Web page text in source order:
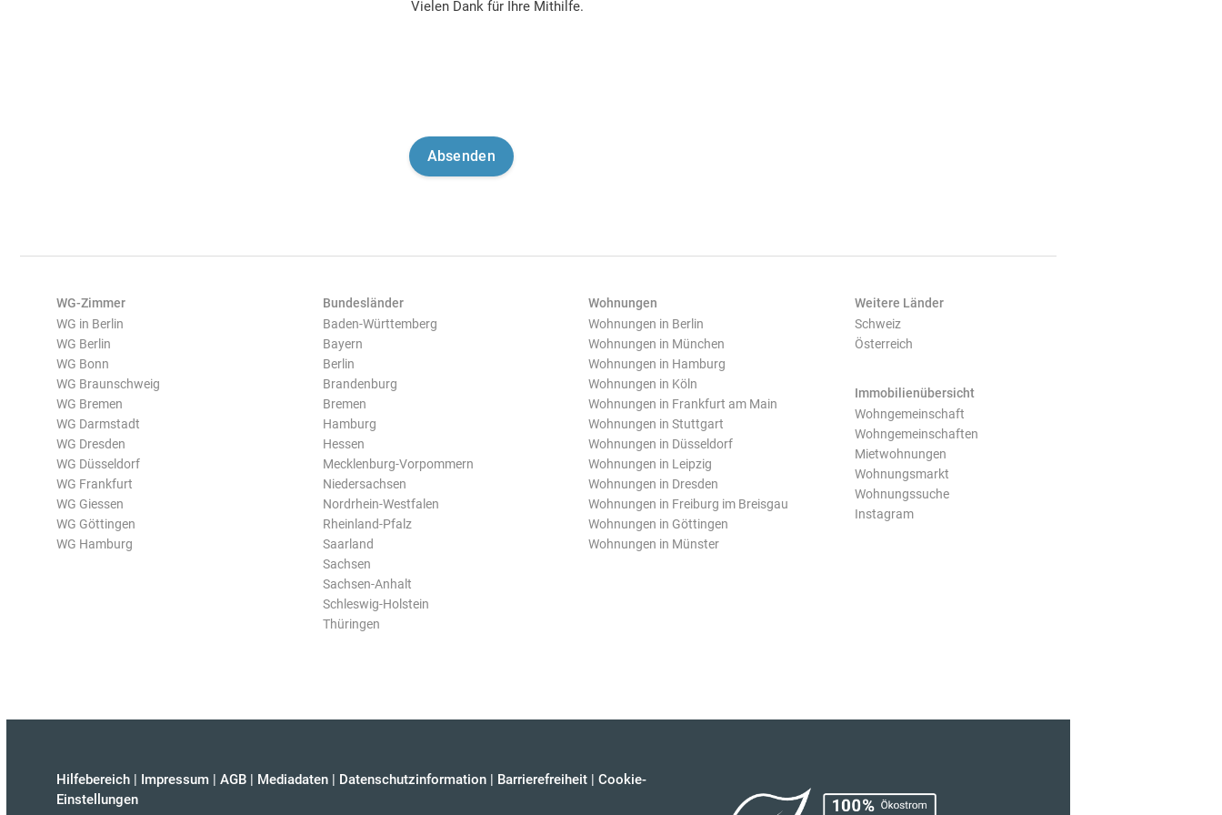
Vielen Dank für Ihre Mithilfe.
WG-Zimmer
WG in Berlin
WG Berlin
WG Bonn
WG Braunschweig
WG Bremen
WG Darmstadt
WG Dresden
WG Düsseldorf
WG Frankfurt
WG Giessen
WG Göttingen
WG Hamburg
Bundesländer
Baden-Württemberg
Bayern
Berlin
Brandenburg
Bremen
Hamburg
Hessen
Mecklenburg-Vorpommern
Niedersachsen
Nordrhein-Westfalen
Rheinland-Pfalz
Saarland
Sachsen
Sachsen-Anhalt
Schleswig-Holstein
Thüringen
Wohnungen
Wohnungen in Berlin
Wohnungen in München
Wohnungen in Hamburg
Wohnungen in Köln
Wohnungen in Frankfurt am Main
Wohnungen in Stuttgart
Wohnungen in Düsseldorf
Wohnungen in Leipzig
Wohnungen in Dresden
Wohnungen in Freiburg im Breisgau
Wohnungen in Göttingen
Wohnungen in Münster
Weitere Länder
Schweiz
Österreich
Immobilienübersicht
Wohngemeinschaft
Wohngemeinschaften
Mietwohnungen
Wohnungsmarkt
Wohnungssuche
Instagram
Hilfebereich | Impressum | AGB | Mediadaten | Datenschutzinformation | Barrierefreiheit | Cookie-
Einstellungen